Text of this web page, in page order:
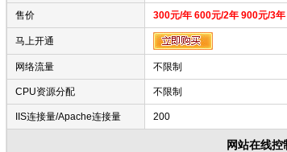
售价 300元/年 600元/2年 900元/3年
马上开通
网络流量 不限制
CPU资源分配 不限制
IIS连接量/Apache连接量 200
网站在线控